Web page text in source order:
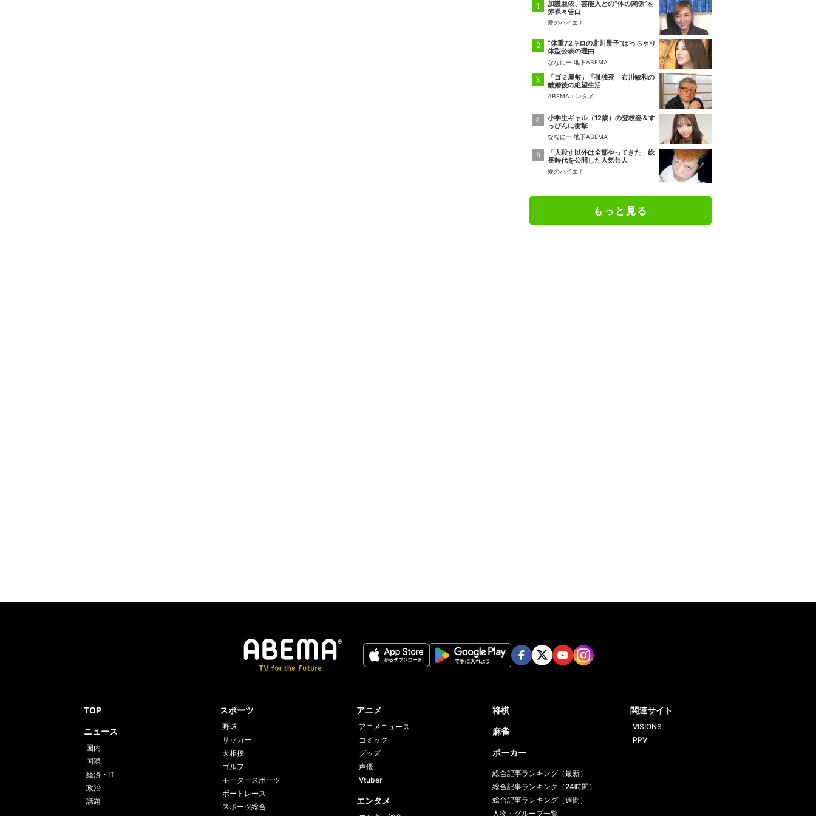
加護亜依、芸能人との“体の関係”を
赤裸々告白
愛のハイエナ
“体重72キロの北川景子”ぽっちゃり
体型公表の理由
ななにー 地下ABEMA
「ゴミ屋敷」「孤独死」布川敏和の
離婚後の絶望生活
ABEMAエンタメ
小学生ギャル（12歳）の登校姿＆す
っぴんに衝撃
ななにー 地下ABEMA
「人殺す以外は全部やってきた」総
長時代を公開した人気芸人
愛のハイエナ
もっと見る
TOP
ニュース
国内
国際
経済・IT
政治
話題
スポーツ
野球
サッカー
大相撲
ゴルフ
モータースポーツ
ボートレース
スポーツ総合
アニメ
アニメニュース
コミック
グッズ
声優
Vtuber
エンタメ
将棋
麻雀
ポーカー
総合記事ランキング（最新）
総合記事ランキング（24時間）
総合記事ランキング（週間）
人物・グループ一覧
関連サイト
VISIONS
PPV